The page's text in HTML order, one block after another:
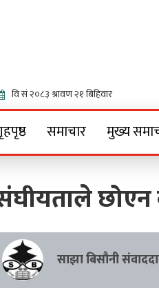
समाचार मुख्य
साझा बिसौनी